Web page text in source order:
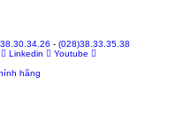
- (028)38.33.35.38
Linkedin Youtube